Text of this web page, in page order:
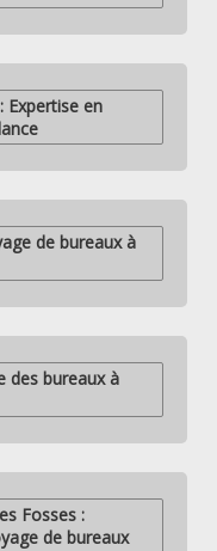
Expertise en
de bureaux à
des bureaux à
Fosses :
de bureaux